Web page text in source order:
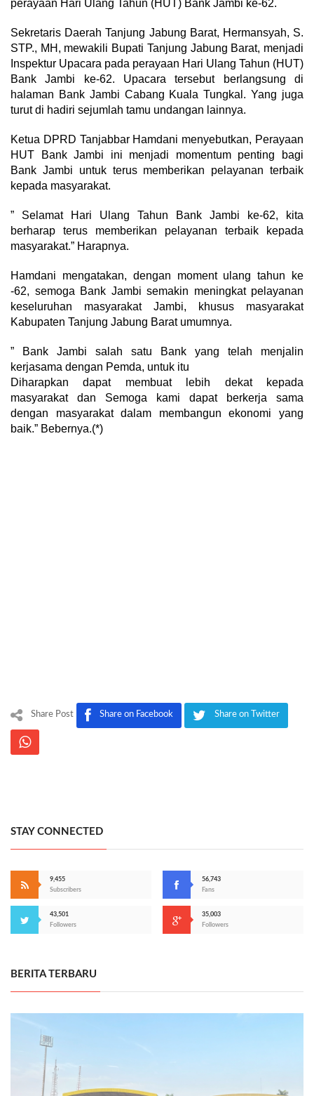
perayaan Hari Ulang Tahun (HUT) Bank Jambi ke-62.
Sekretaris Daerah Tanjung Jabung Barat, Hermansyah, S.
STP., MH, mewakili Bupati Tanjung Jabung Barat, menjadi
Inspektur Upacara pada perayaan Hari Ulang Tahun (HUT)
Bank Jambi ke-62. Upacara tersebut berlangsung di
halaman Bank Jambi Cabang Kuala Tungkal. Yang juga
turut di hadiri sejumlah tamu undangan lainnya.
Ketua DPRD Tanjabbar Hamdani menyebutkan, Perayaan
HUT Bank Jambi ini menjadi momentum penting bagi
Bank Jambi untuk terus memberikan pelayanan terbaik
kepada masyarakat.
” Selamat Hari Ulang Tahun Bank Jambi ke-62, kita
berharap terus memberikan pelayanan terbaik kepada
masyarakat.” Harapnya.
Hamdani mengatakan, dengan moment ulang tahun ke
-62, semoga Bank Jambi semakin meningkat pelayanan
keseluruhan masyarakat Jambi, khusus masyarakat
Kabupaten Tanjung Jabung Barat umumnya.
” Bank Jambi salah satu Bank yang telah menjalin
kerjasama dengan Pemda, untuk itu
Diharapkan dapat membuat lebih dekat kepada
masyarakat dan Semoga kami dapat berkerja sama
dengan masyarakat dalam membangun ekonomi yang
baik.” Bebernya.(*)
Share Post Share on Facebook Share on Twitter
STAY CONNECTED
9,455
Subscribers
56,743
Fans
43,501
Followers
35,003
Followers
BERITA TERBARU